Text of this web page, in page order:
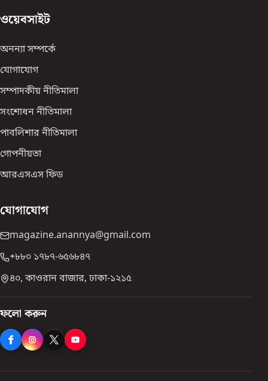
ওয়েবসাইট
অনন্যা সম্পর্কে
যোগাযোগ
সম্পাদকীয় নীতিমালা
সংশোধন নীতিমালা
পাবলিশার নীতিমালা
গোপনীয়তা
আরএসএস ফিড
যোগাযোগ
magazine.anannya@gmail.com
+৮৮০ ১৭৮৭-৬৫৬৮৪৭
৪০, কাওরান বাজার, ঢাকা-১২১৫
ফলো করুন